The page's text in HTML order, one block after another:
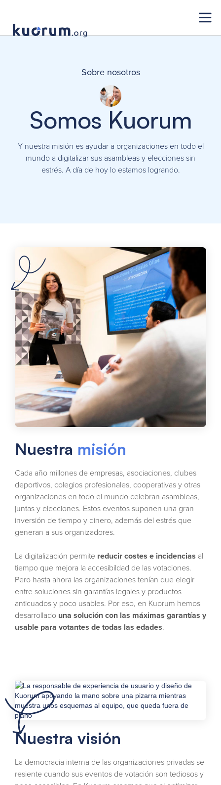
Sobre nosotros
Somos Kuorum
Y nuestra misión es ayudar a organizaciones en todo el
mundo a digitalizar sus asambleas y elecciones sin
estrés. A día de hoy lo estamos logrando.
Nuestra misión
Cada año millones de empresas, asociaciones, clubes
deportivos, colegios profesionales, cooperativas y otras
organizaciones en todo el mundo celebran asambleas,
juntas y elecciones. Estos eventos suponen una gran
inversión de tiempo y dinero, además del estrés que
generan a sus organizadores.
La digitalización permite reducir costes e incidencias al
tiempo que mejora la accesibildad de las votaciones.
Pero hasta ahora las organizaciones tenían que elegir
entre soluciones sin garantías legales y productos
anticuados y poco usables. Por eso, en Kuorum hemos
desarrollado una solución con las máximas garantías y
usable para votantes de todas las edades.
Nuestra visión
La democracia interna de las organizaciones privadas se
resiente cuando sus eventos de votación son tediosos y